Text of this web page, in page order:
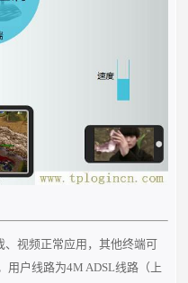
、视频正常应用，其他终端可
用户线路为4M ADSL线路（上